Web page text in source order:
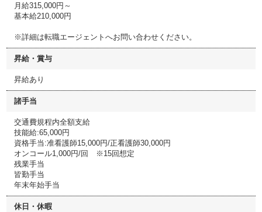
月給315,000円～
基本給210,000円
※詳細は転職エージェントへお問い合わせください。
昇給・賞与
昇給あり
諸手当
交通費規程内全額支給
技能給:65,000円
資格手当:准看護師15,000円/正看護師30,000円
オンコール1,000円/回 ※15回想定
残業手当
皆勤手当
年末年始手当
休日・休暇